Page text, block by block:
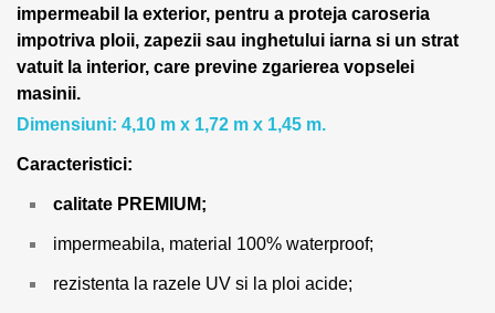
impermeabil la exterior, pentru a proteja caroseria
impotriva ploii, zapezii sau inghetului iarna si un strat
vatuit la interior, care previne zgarierea vopselei
masinii.
Dimensiuni: 4,10 m x 1,72 m x 1,45 m.
Caracteristici:
calitate PREMIUM;
impermeabila, material 100% waterproof;
rezistenta la razele UV si la ploi acide;